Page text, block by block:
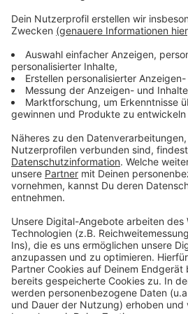
Facts for Fun mit Tom
Anzeige
Wenn andere euch nur Fakten,
Ohren hauen, packt Tom Hoppe
mit rein. Von kurios bis erhellend
Fakten einfach etwas anders und
Anzeige
Anzeige